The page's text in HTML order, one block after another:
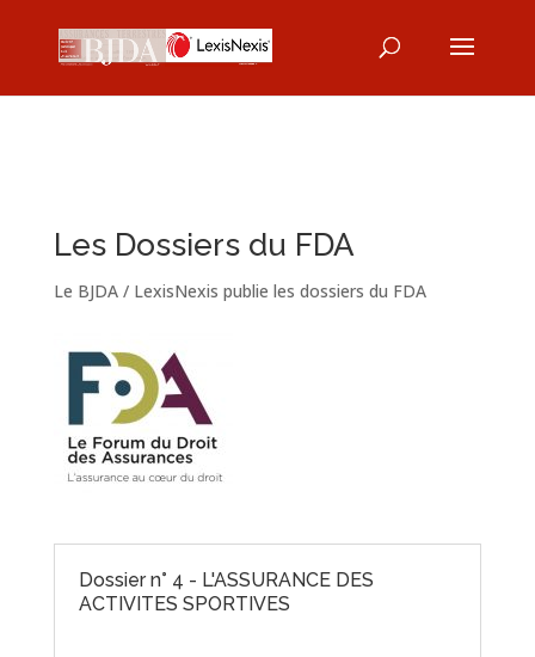
Les Dossiers du FDA
Le BJDA / LexisNexis publie les dossiers du FDA
Dossier n° 4 - L'ASSURANCE DES
ACTIVITES SPORTIVES